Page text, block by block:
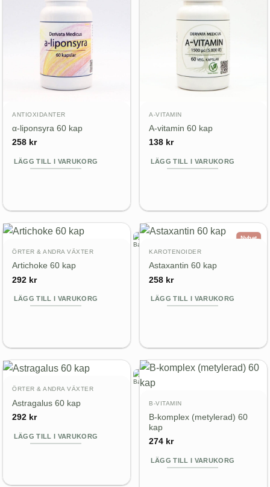
ANTIOXIDANTER
α-liponsyra 60 kap
258 kr
LÄGG TILL I VARUKORG
A-VITAMIN
A-vitamin 60 kap
138 kr
LÄGG TILL I VARUKORG
ÖRTER & ANDRA VÄXTER
Artichoke 60 kap
292 kr
LÄGG TILL I VARUKORG
Nyhet
KAROTENOIDER
Astaxantin 60 kap
258 kr
LÄGG TILL I VARUKORG
ÖRTER & ANDRA VÄXTER
Astragalus 60 kap
292 kr
LÄGG TILL I VARUKORG
B-VITAMIN
B-komplex (metylerad) 60
kap
274 kr
LÄGG TILL I VARUKORG